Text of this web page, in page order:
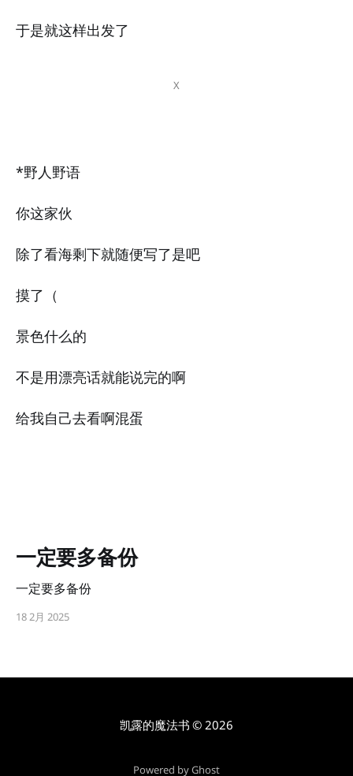
于是就这样出发了
X
*野人野语
你这家伙
除了看海剩下就随便写了是吧
摸了（
景色什么的
不是用漂亮话就能说完的啊
给我自己去看啊混蛋
一定要多备份
一定要多备份
18 2月 2025
凯露的魔法书 © 2026
Powered by Ghost